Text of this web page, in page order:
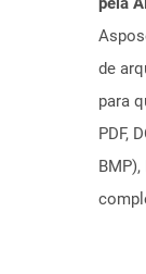
de
para
PDF,